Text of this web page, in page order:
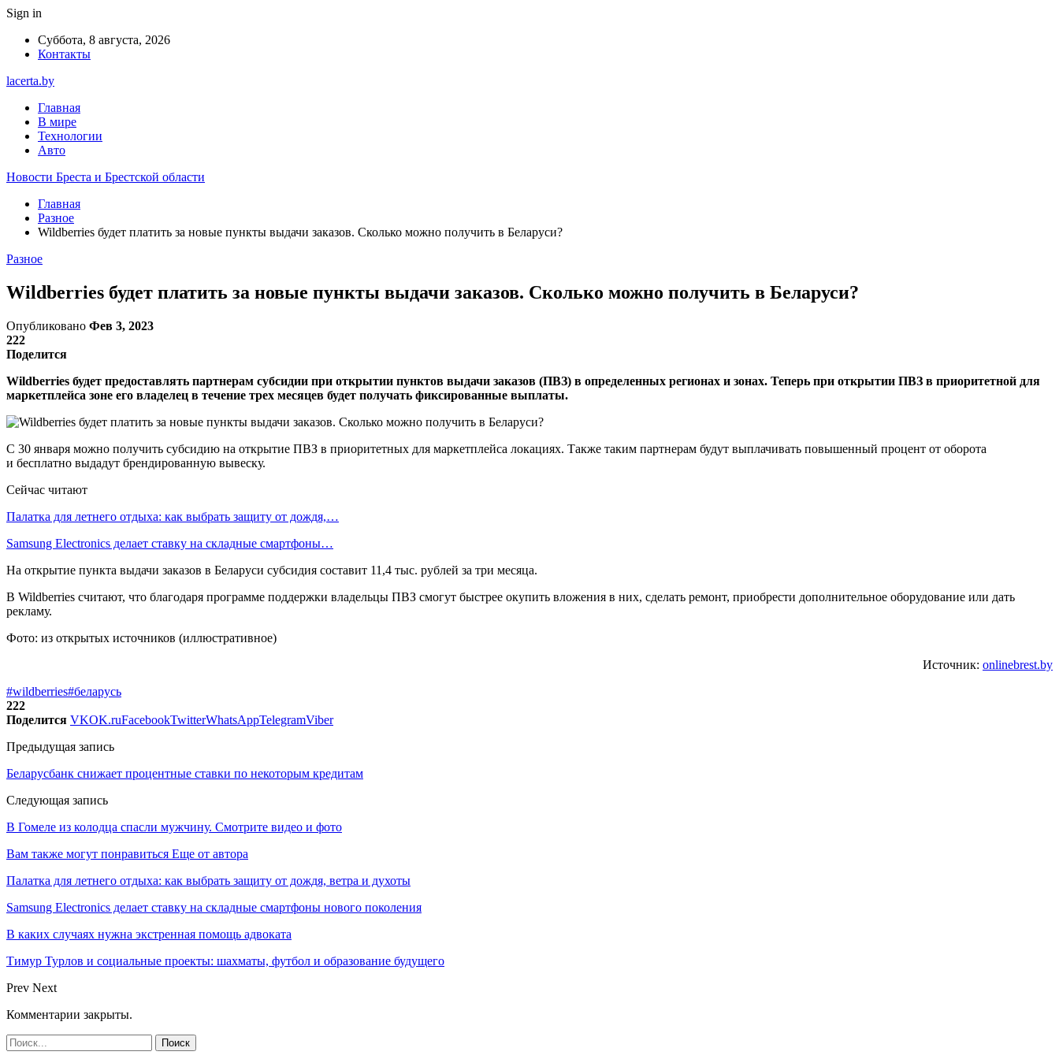
Sign in
Суббота, 8 августа, 2026
Контакты
lacerta.by
Главная
В мире
Технологии
Авто
Новости Бреста и Брестской области
Главная
Разное
Wildberries будет платить за новые пункты выдачи заказов. Сколько можно получить в Беларуси?
Разное
Wildberries будет платить за новые пункты выдачи заказов. Сколько можно получить в Беларуси?
Опубликовано Фев 3, 2023
222
Поделится
Wildberries будет предоставлять партнерам субсидии при открытии пунктов выдачи заказов (ПВЗ) в определенных регионах и зонах. Теперь при открытии ПВЗ в приоритетной для
маркетплейса зоне его владелец в течение трех месяцев будет получать фиксированные выплаты.
С 30 января можно получить субсидию на открытие ПВЗ в приоритетных для маркетплейса локациях. Также таким партнерам будут выплачивать повышенный процент от оборота
и бесплатно выдадут брендированную вывеску.
Сейчас читают
Палатка для летнего отдыха: как выбрать защиту от дождя,…
Samsung Electronics делает ставку на складные смартфоны…
На открытие пункта выдачи заказов в Беларуси субсидия составит 11,4 тыс. рублей за три месяца.
В Wildberries считают, что благодаря программе поддержки владельцы ПВЗ смогут быстрее окупить вложения в них, сделать ремонт, приобрести дополнительное оборудование или дать
рекламу.
Фото: из открытых источников (иллюстративное)
Источник: onlinebrest.by
#wildberries#беларусь
222
Поделится VKOK.ruFacebookTwitterWhatsAppTelegramViber
Предыдущая запись
Беларусбанк снижает процентные ставки по некоторым кредитам
Следующая запись
В Гомеле из колодца спасли мужчину. Смотрите видео и фото
Вам также могут понравиться Еще от автора
Палатка для летнего отдыха: как выбрать защиту от дождя, ветра и духоты
Samsung Electronics делает ставку на складные смартфоны нового поколения
В каких случаях нужна экстренная помощь адвоката
Тимур Турлов и социальные проекты: шахматы, футбол и образование будущего
Prev Next
Комментарии закрыты.